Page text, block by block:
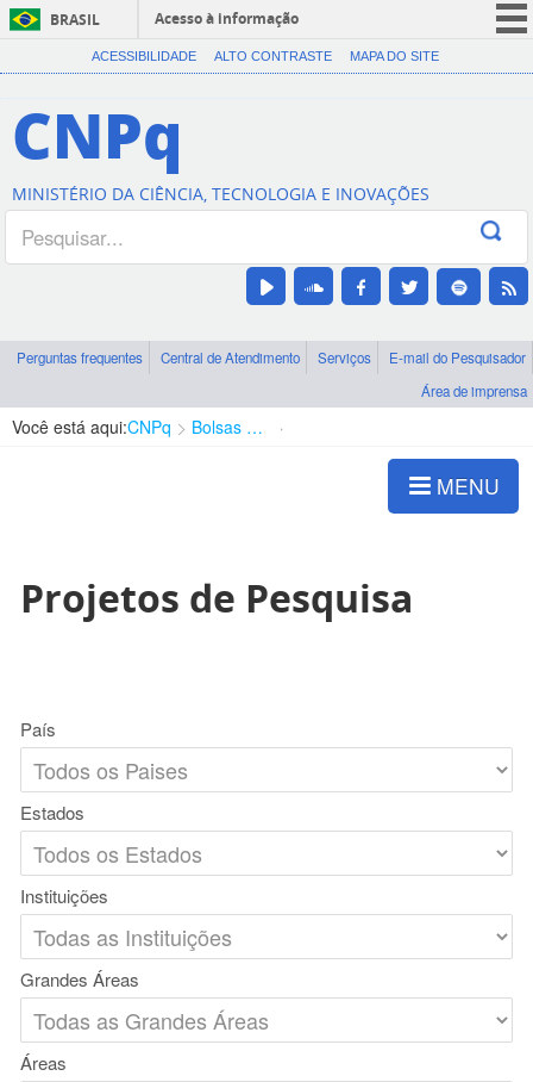
BRASIL
Acesso à informação
CORONAVÍRUS (COVID-19)
Canais
ACESSIBILIDADE ALTO CONTRASTE MAPA DO SITE
CNPq
MINISTÉRIO DA CIÊNCIA, TECNOLOGIA E INOVAÇÕES
Perguntas frequentes Central de Atendimento Serviços
E-mail do Pesquisador
Área de imprensa
Você está aqui:CNPq Bolsas e Auxílios Vigentes
MENU
Projetos de Pesquisa
País
Estados
Instituições
Grandes Áreas
Áreas